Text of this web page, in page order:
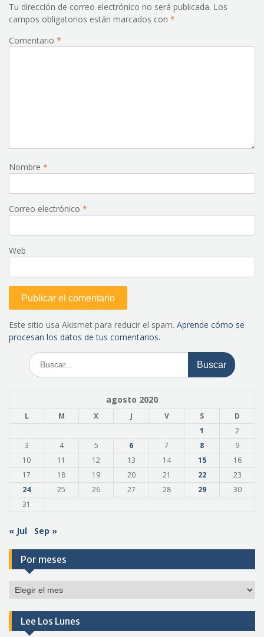
Tu dirección de correo electrónico no será publicada. Los
campos obligatorios están marcados con *
Comentario *
Nombre *
Correo electrónico *
Web
Este sitio usa Akismet para reducir el spam. Aprende cómo se
procesan los datos de tus comentarios.
Buscar:
agosto 2020
L M X J V S
D
1
2
3
4 5 6 7 8
9
10
11 12 13 14 15
16
17
18 19 20 21 22
23
24
25 26 27 28 29
30
31
« Jul Sep »
Por meses
Por
Lee Los Lunes